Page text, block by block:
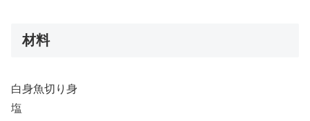
材料
白身魚切り身
塩